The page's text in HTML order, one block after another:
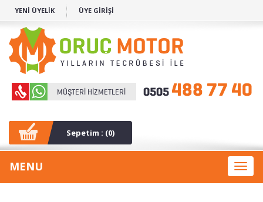
YENİ ÜYELİK ÜYE GİRİŞİ
Sepetim : (0)
Toggle
MENU